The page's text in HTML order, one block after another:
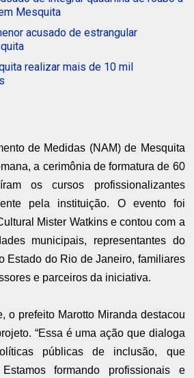
Mesquita
acusado de estrangular
realizar mais de 10 mil
de Medidas (NAM) de Mesquita
a cerimônia de formatura de 60
os cursos profissionalizantes
pela instituição. O evento foi
Mister Watkins e contou com a
municipais, representantes do
Estado do Rio de Janeiro, familiares
e parceiros da iniciativa.
o prefeito Marotto Miranda destacou
“Essa é uma ação que dialoga
públicas de inclusão, que
formando profissionais e